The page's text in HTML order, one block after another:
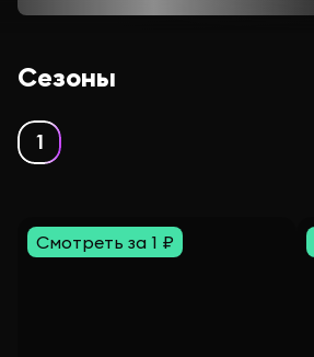
Сезоны
1
Смотреть за 1 ₽